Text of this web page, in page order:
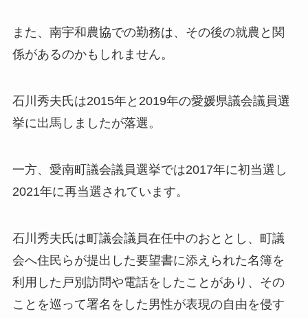
また、南宇和農協での勤務は、その後の就農と関
係があるのかもしれません。
石川秀夫氏は2015年と2019年の愛媛県議会議員選
挙に出馬しましたが落選。
一方、愛南町議会議員選挙では2017年に初当選し
2021年に再当選されています。
石川秀夫氏は町議会議員在任中のおととし、町議
会へ住民らが提出した要望書に添えられた名簿を
利用した戸別訪問や電話をしたことがあり、その
ことを巡って署名をした男性が表現の自由を侵す